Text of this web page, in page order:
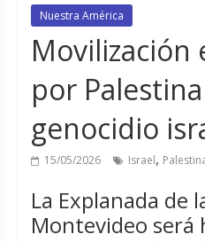
Nuestra América
Movilización
por
genocidio
15/05/2026 Israel,
La Explanada de
Montevideo será